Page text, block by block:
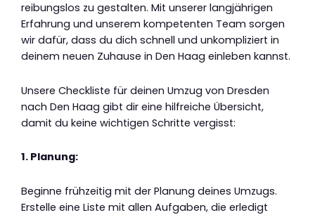
reibungslos zu gestalten. Mit unserer langjährigen
Erfahrung und unserem kompetenten Team sorgen
wir dafür, dass du dich schnell und unkompliziert in
deinem neuen Zuhause in Den Haag einleben kannst.
Unsere Checkliste für deinen Umzug von Dresden
nach Den Haag gibt dir eine hilfreiche Übersicht,
damit du keine wichtigen Schritte vergisst:
1. Planung:
Beginne frühzeitig mit der Planung deines Umzugs.
Erstelle eine Liste mit allen Aufgaben, die erledigt